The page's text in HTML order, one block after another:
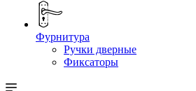
Фурнитура
Ручки дверные
Фиксаторы